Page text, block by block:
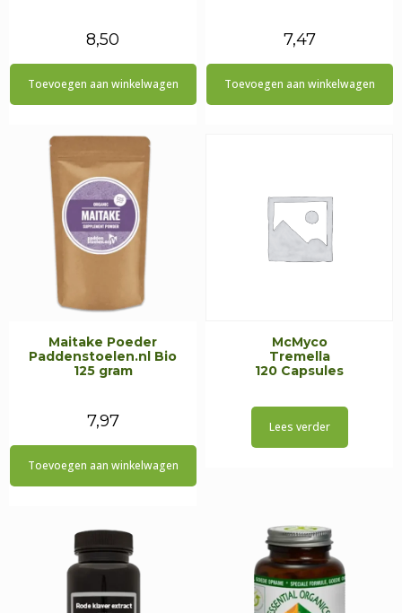
8,50
Toevoegen aan winkelwagen
7,47
Toevoegen aan winkelwagen
Maitake Poeder
Paddenstoelen.nl Bio
125 gram
7,97
Toevoegen aan winkelwagen
McMyco
Tremella
120 Capsules
Lees verder